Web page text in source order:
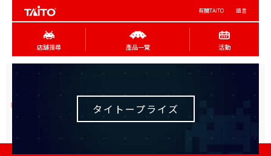
有關TAITO 語言
店舖搜尋 產品一覽 活動
タイトープライズ